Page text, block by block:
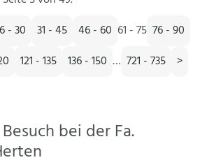
- 30 31 - 45 46 - 60 61 - 75 76 - 90
121 - 135 136 - 150 … 721 - 735
>
bei der Fa.